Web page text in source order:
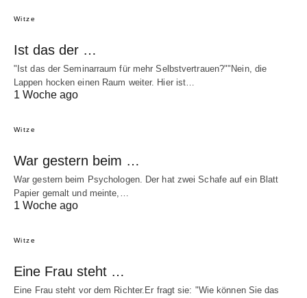
Witze
Ist das der …
"Ist das der Seminarraum für mehr Selbstvertrauen?""Nein, die
Lappen hocken einen Raum weiter. Hier ist…
1 Woche ago
Witze
War gestern beim …
War gestern beim Psychologen. Der hat zwei Schafe auf ein Blatt
Papier gemalt und meinte,…
1 Woche ago
Witze
Eine Frau steht …
Eine Frau steht vor dem Richter.Er fragt sie: "Wie können Sie das